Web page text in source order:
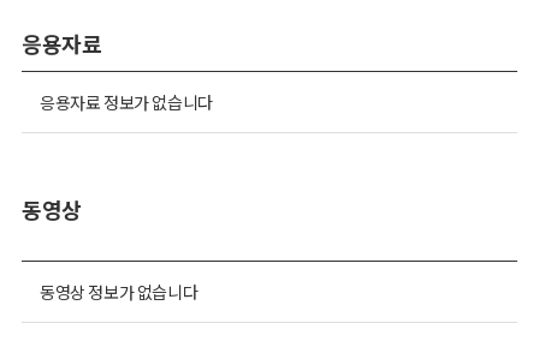
응용자료
응용자료 정보가 없습니다
동영상
동영상 정보가 없습니다